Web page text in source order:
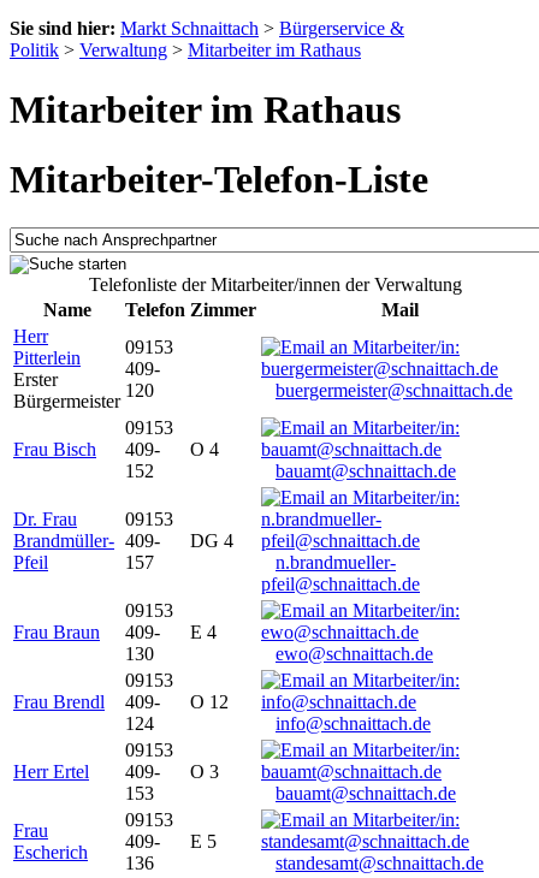
Sie sind hier: Markt Schnaittach > Bürgerservice &
Politik > Verwaltung > Mitarbeiter im Rathaus
Mitarbeiter im Rathaus
Mitarbeiter-Telefon-Liste
Telefonliste der Mitarbeiter/innen der Verwaltung
Name
Telefon Zimmer
Mail
Herr
Pitterlein
Erster
Bürgermeister
09153
409-
120
buergermeister@schnaittach.de
Frau Bisch
09153
409-
152
O 4
bauamt@schnaittach.de
Dr. Frau
Brandmüller-
Pfeil
09153
409-
157
DG 4
n.brandmueller-
pfeil@schnaittach.de
Frau Braun
09153
409-
130
E 4
ewo@schnaittach.de
Frau Brendl
09153
409-
124
O 12
info@schnaittach.de
Herr Ertel
09153
409-
153
O 3
bauamt@schnaittach.de
Frau
Escherich
09153
409-
136
E 5
standesamt@schnaittach.de